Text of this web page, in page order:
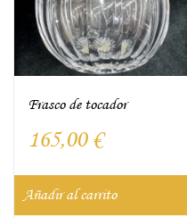
Frasco de tocador
165,00 €
Añadir al carrito